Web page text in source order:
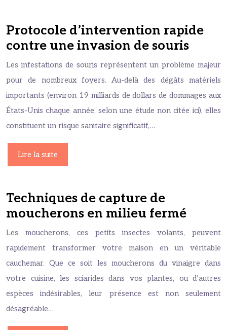
Protocole d’intervention rapide
contre une invasion de souris
Les infestations de souris représentent un problème majeur
pour de nombreux foyers. Au-delà des dégâts matériels
importants (environ 19 milliards de dollars de dommages aux
États-Unis chaque année, selon une étude non citée ici), elles
constituent un risque sanitaire significatif,…
Lire la suite
Techniques de capture de
moucherons en milieu fermé
Les moucherons, ces petits insectes volants, peuvent
rapidement transformer votre maison en un véritable
cauchemar. Que ce soit les moucherons du vinaigre dans
votre cuisine, les sciarides dans vos plantes, ou d’autres
espèces indésirables, leur présence est non seulement
désagréable…